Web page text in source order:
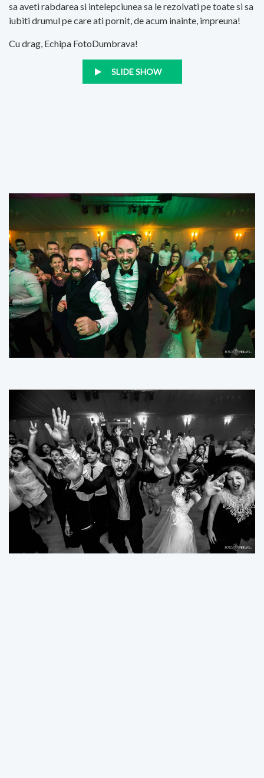
sa aveti rabdarea si intelepciunea sa le rezolvati pe toate si sa
iubiti drumul pe care ati pornit, de acum inainte, impreuna!
Cu drag, Echipa FotoDumbrava!
SLIDE SHOW